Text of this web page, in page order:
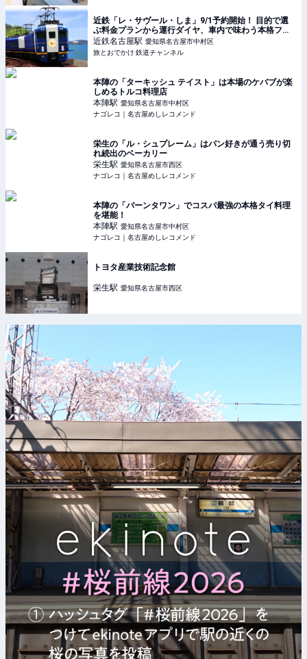
近鉄「レ・サヴール・しま」9/1予約開始！ 目的で選
ぶ料金プランから運行ダイヤ、車内で味わう本格フレ
ンチまで解説【2026年11月デビュー】 | 旅とおでかけ
鉄道チャンネル
近鉄名古屋駅 愛知県名古屋市中村区
旅とおでかけ 鉄道チャンネル
本陣の「ターキッシュ テイスト」は本場のケバブが楽
しめるトルコ料理店
本陣駅 愛知県名古屋市中村区
ナゴレコ｜名古屋めしレコメンド
栄生の「ル・シュプレーム」はパン好きが通う売り切
れ続出のベーカリー
栄生駅 愛知県名古屋市西区
ナゴレコ｜名古屋めしレコメンド
本陣の「バーンタワン」でコスパ最強の本格タイ料理
を堪能！
本陣駅 愛知県名古屋市中村区
ナゴレコ｜名古屋めしレコメンド
トヨタ産業技術記念館
栄生駅 愛知県名古屋市西区